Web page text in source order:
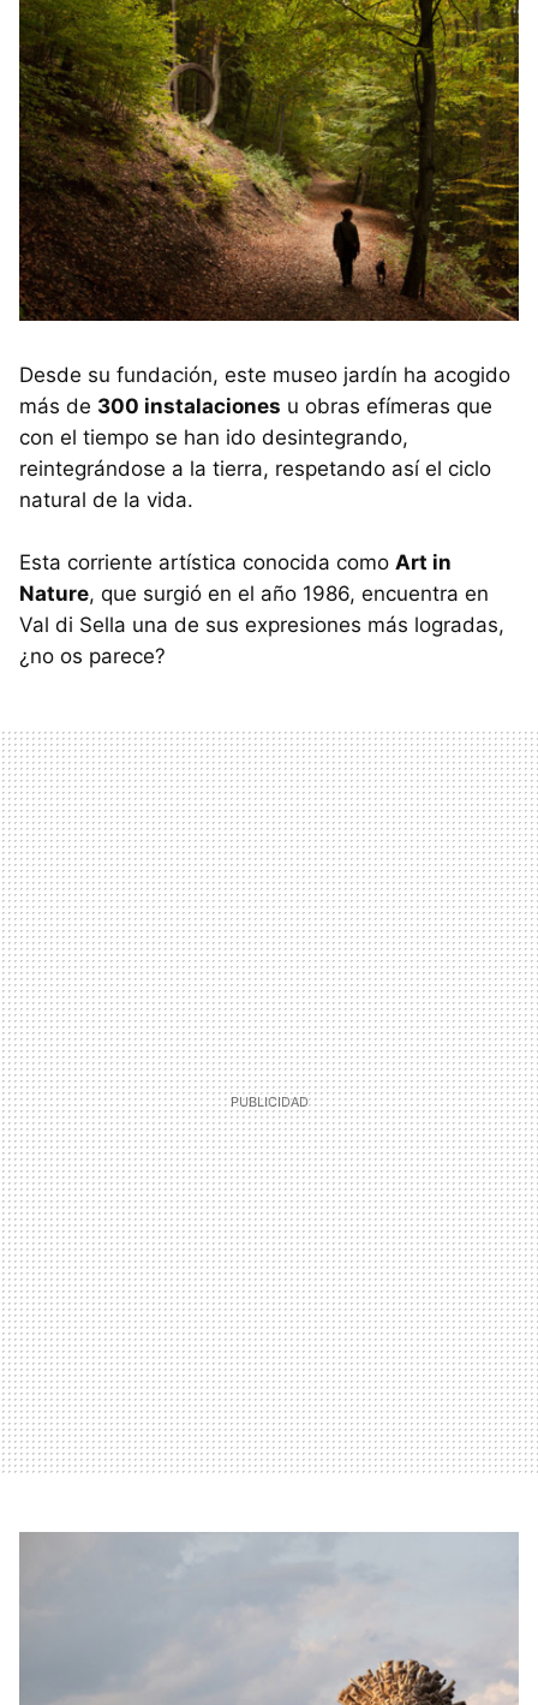
Desde su fundación, este museo jardín ha acogido
más de 300 instalaciones u obras efímeras que
con el tiempo se han ido desintegrando,
reintegrándose a la tierra, respetando así el ciclo
natural de la vida.
Esta corriente artística conocida como Art in
Nature, que surgió en el año 1986, encuentra en
Val di Sella una de sus expresiones más logradas,
¿no os parece?